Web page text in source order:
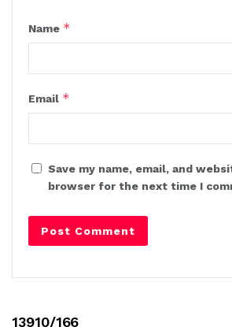
Name *
Email *
Save my name, email, and
browser for the next time I
13910/166